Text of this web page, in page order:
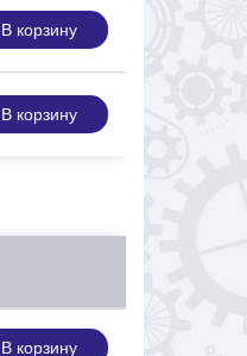
В корзину
В корзину
В корзину